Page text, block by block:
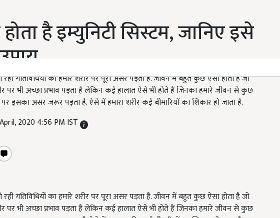
है इम्युनिटी सिस्टम, जानिए इसे
गतिविधियों का हमारे शरीर पर पूरा असर पड़ता है. जीवन में बहुत कुछ ऐसा होता है जो
पर भी अच्छा प्रभाव पड़ता है लेकिन कई हालात ऐसे भी होते हैं जिनका हमारे जीवन से कुछ
पर इसका असर जरूर पड़ता है. ऐसे में हमारा शरीर कई बीमारियों का शिकार हो जाता है.
2020 4:56 PM IST
गतिविधियों का हमारे शरीर पर पूरा असर पड़ता है. जीवन में बहुत कुछ ऐसा होता है जो
पर भी अच्छा प्रभाव पड़ता है लेकिन कई हालात ऐसे भी होते हैं जिनका हमारे जीवन से कुछ